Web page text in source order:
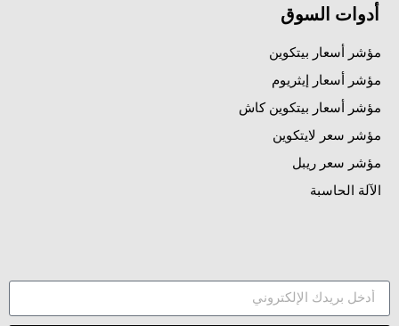
أدوات السوق
مؤشر أسعار بيتكوين
مؤشر أسعار إيثريوم
مؤشر أسعار بيتكوين كاش
مؤشر سعر لايتكوين
مؤشر سعر ريبل
الآلة الحاسبة